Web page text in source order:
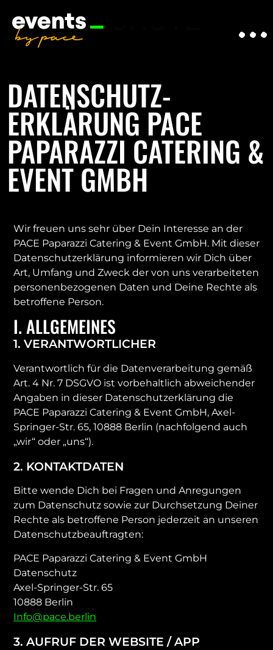
DATENSCHUTZ
DATENSCHUTZ­
ERKLÄRUNG PACE
PAPARAZZI CATERING &
EVENT GMBH
Wir freuen uns sehr über Dein Interesse an der
PACE Paparazzi Catering & Event GmbH. Mit dieser
Datenschutzerklärung informieren wir Dich über
Art, Umfang und Zweck der von uns verarbeiteten
personenbezogenen Daten und Deine Rechte als
betroffene Person.
I. ALLGEMEINES
1. VERANTWORTLICHER​
Verantwortlich für die Datenverarbeitung gemäß
Art. 4 Nr. 7 DSGVO ist vorbehaltlich abweichender
Angaben in dieser Datenschutzerklärung die
PACE Paparazzi Catering & Event GmbH, Axel-
Springer-Str. 65, 10888 Berlin (nachfolgend auch
„wir“ oder „uns“).
2. KONTAKTDATEN
Bitte wende Dich bei Fragen und Anregungen
zum Datenschutz sowie zur Durchsetzung Deiner
Rechte als betroffene Person jederzeit an unseren
Datenschutzbeauftragten:
PACE Paparazzi Catering & Event GmbH
Datenschutz
Axel-Springer-Str. 65
10888 Berlin
Info@pace.berlin
3. AUFRUF DER WEBSITE / APP